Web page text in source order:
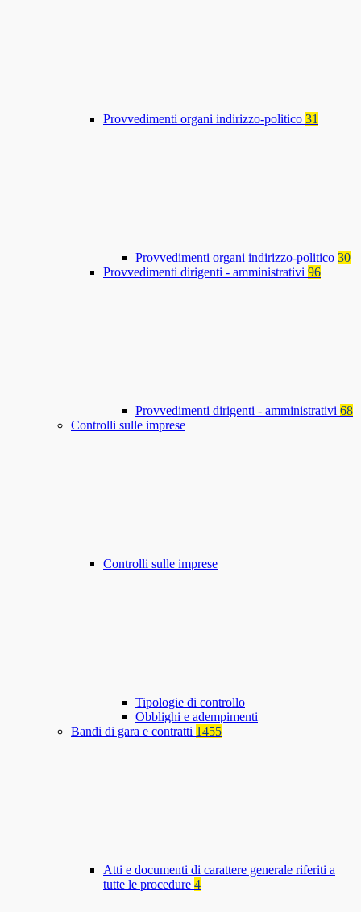
Provvedimenti organi indirizzo-politico 31
Provvedimenti organi indirizzo-politico 30
Provvedimenti dirigenti - amministrativi 96
Provvedimenti dirigenti - amministrativi 68
Controlli sulle imprese
Controlli sulle imprese
Tipologie di controllo
Obblighi e adempimenti
Bandi di gara e contratti 1455
Atti e documenti di carattere generale riferiti a
tutte le procedure 4